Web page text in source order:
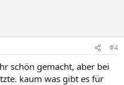
#4
schön gemacht, aber bei
kaum was gibt es für